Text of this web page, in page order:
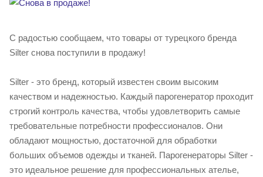
С радостью сообщаем, что товары от турецкого бренда
Silter снова поступили в продажу!
Silter - это бренд, который известен своим высоким
качеством и надежностью. Каждый парогенератор проходит
строгий контроль качества, чтобы удовлетворить самые
требовательные потребности профессионалов. Они
обладают мощностью, достаточной для обработки
больших объемов одежды и тканей. Парогенераторы Silter -
это идеальное решение для профессиональных ателье,